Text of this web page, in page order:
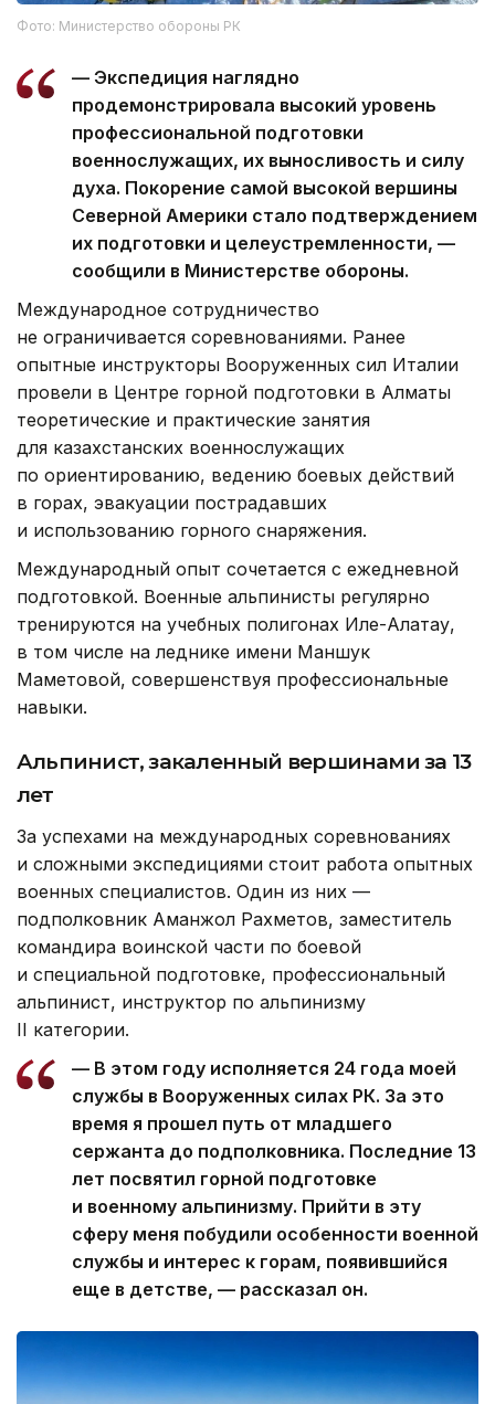
Фото: Министерство обороны РК
— Экспедиция наглядно
продемонстрировала высокий уровень
профессиональной подготовки
военнослужащих, их выносливость и силу
духа. Покорение самой высокой вершины
Северной Америки стало подтверждением
их подготовки и целеустремленности, —
сообщили в Министерстве обороны.
Международное сотрудничество
не ограничивается соревнованиями. Ранее
опытные инструкторы Вооруженных сил Италии
провели в Центре горной подготовки в Алматы
теоретические и практические занятия
для казахстанских военнослужащих
по ориентированию, ведению боевых действий
в горах, эвакуации пострадавших
и использованию горного снаряжения.
Международный опыт сочетается с ежедневной
подготовкой. Военные альпинисты регулярно
тренируются на учебных полигонах Иле-Алатау,
в том числе на леднике имени Маншук
Маметовой, совершенствуя профессиональные
навыки.
Альпинист, закаленный вершинами за 13
лет
За успехами на международных соревнованиях
и сложными экспедициями стоит работа опытных
военных специалистов. Один из них —
подполковник Аманжол Рахметов, заместитель
командира воинской части по боевой
и специальной подготовке, профессиональный
альпинист, инструктор по альпинизму
II категории.
— В этом году исполняется 24 года моей
службы в Вооруженных силах РК. За это
время я прошел путь от младшего
сержанта до подполковника. Последние 13
лет посвятил горной подготовке
и военному альпинизму. Прийти в эту
сферу меня побудили особенности военной
службы и интерес к горам, появившийся
еще в детстве, — рассказал он.